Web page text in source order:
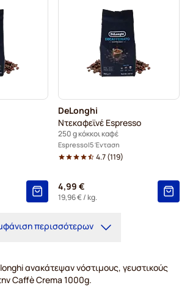
DeLonghi
Ντεκαφεϊνέ Espresso
250 g κόκκοι καφέ
Espresso 5 Ένταση
4.7(119)
4,99 €
19,96 €/ kg.
περισσότερων
ανακάτεψαν νόστιμους, γευστικούς
Caffè Crema 1000g.